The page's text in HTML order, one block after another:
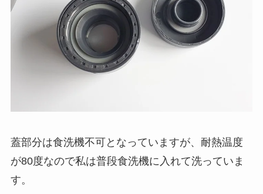
蓋部分は食洗機不可となっていますが、耐熱温度
が80度なので私は普段食洗機に入れて洗っていま
す。